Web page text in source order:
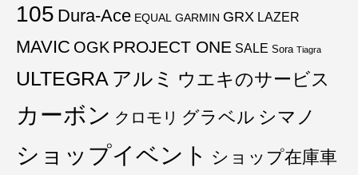
105 Dura-Ace EQUAL GARMIN GRX LAZER
MAVIC OGK PROJECT ONE SALE Sora Tiagra
ULTEGRA アルミ ウエキのサービス
カーボン クロモリ グラベル シマノ
ショップイベント ショップ在庫車